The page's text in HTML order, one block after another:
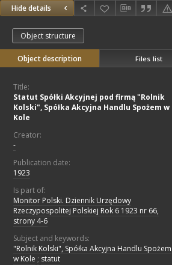
Hide details
Object structure
Object description Files list
Title:
Statut Spółki Akcyjnej pod firmą "Rolnik
Kolski", Spółka Akcyjna Handlu Spożem w
Kole
Creator:
-
Publication date:
1923
Is part of:
Monitor Polski. Dziennik Urzędowy
Rzeczypospolitej Polskiej Rok 6 1923 nr 66,
strony 4-6
Subject and keywords:
"Rolnik Kolski", Spółka Akcyjna Handlu Spożem
w Kole ; statut